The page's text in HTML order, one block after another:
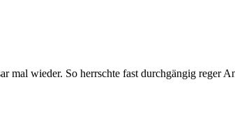
mal wieder. So herrschte fast durchgängig reger